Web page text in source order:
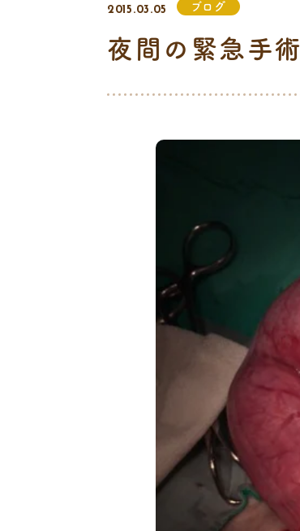
2015.03.05 ブログ
夜間の緊急手術